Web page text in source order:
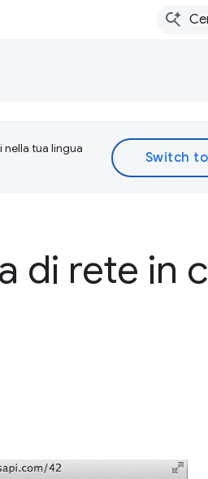
tua lingua
di rete in c